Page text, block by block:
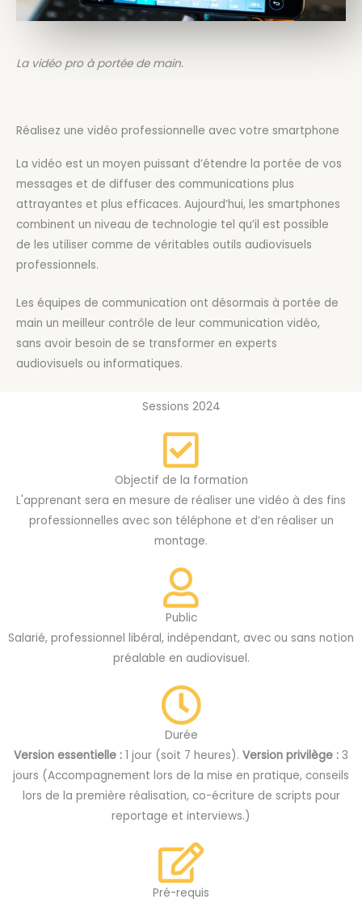
La vidéo pro à portée de main.
Réalisez une vidéo professionnelle avec votre smartphone
La vidéo est un moyen puissant d’étendre la portée de vos
messages et de diffuser des communications plus
attrayantes et plus efficaces. Aujourd’hui, les smartphones
combinent un niveau de technologie tel qu’il est possible
de les utiliser comme de véritables outils audiovisuels
professionnels.
Les équipes de communication ont désormais à portée de
main un meilleur contrôle de leur communication vidéo,
sans avoir besoin de se transformer en experts
audiovisuels ou informatiques.
Sessions 2024
Objectif de la formation
L'apprenant sera en mesure de réaliser une vidéo à des fins
professionnelles avec son téléphone et d’en réaliser un
montage.
Public
Salarié, professionnel libéral, indépendant, avec ou sans notion
préalable en audiovisuel.
Durée
Version essentielle : 1 jour (soit 7 heures). Version privilège : 3
jours (Accompagnement lors de la mise en pratique, conseils
lors de la première réalisation, co-écriture de scripts pour
reportage et interviews.)
Pré-requis